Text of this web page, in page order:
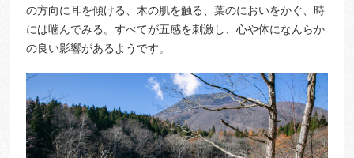
の方向に耳を傾ける、木の肌を触る、葉のにおいをかぐ、時
には噛んでみる。すべてが五感を刺激し、心や体になんらか
の良い影響があるようです。